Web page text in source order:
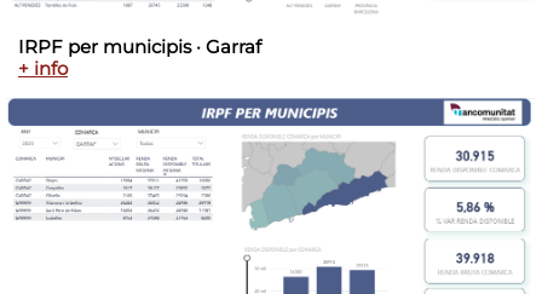
IRPF per municipis · Garraf
+ info